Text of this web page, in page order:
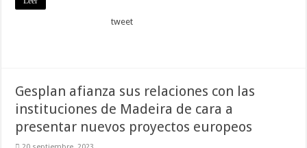
tweet
Gesplan afianza sus relaciones con las
instituciones de Madeira de cara a
presentar nuevos proyectos europeos